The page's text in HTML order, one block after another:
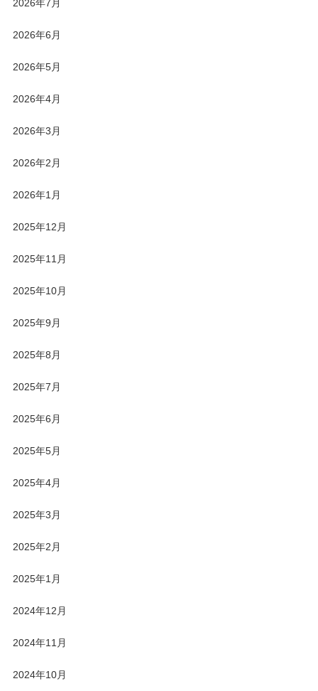
2026年7月
2026年6月
2026年5月
2026年4月
2026年3月
2026年2月
2026年1月
2025年12月
2025年11月
2025年10月
2025年9月
2025年8月
2025年7月
2025年6月
2025年5月
2025年4月
2025年3月
2025年2月
2025年1月
2024年12月
2024年11月
2024年10月